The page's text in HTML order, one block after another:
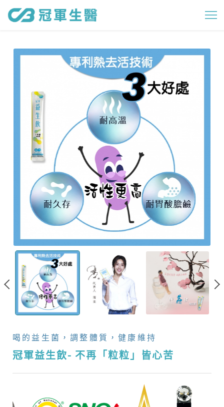
冠
軍
益
「
粒
粒
皆
心
苦
_
健
康
保
健
|
喝的益生菌，調整體質，健康維持
冠軍益生飲- 不再「粒粒」皆心苦